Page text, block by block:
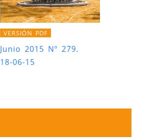
VERSIÓN PDF
Junio 2015 Nº 279.
18-06-15